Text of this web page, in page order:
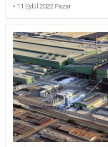
• 11 Eylül 2022 Pazar